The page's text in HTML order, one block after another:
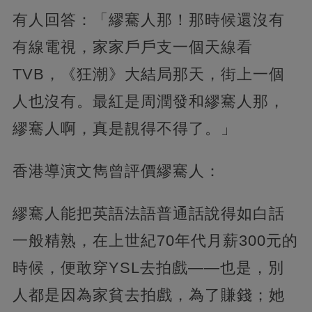
有人回答：「繆騫人那！那時候還沒有
有線電視，家家戶戶支一個天線看
TVB，《狂潮》大結局那天，街上一個
人也沒有。最紅是周潤發和繆騫人那，
繆騫人啊，真是靚得不得了。」
香港導演文雋曾評價繆騫人：
繆騫人能把英語法語普通話說得如白話
一般精熟，在上世紀70年代月薪300元的
時候，便敢穿YSL去拍戲——也是，別
人都是因為家貧去拍戲，為了賺錢；她